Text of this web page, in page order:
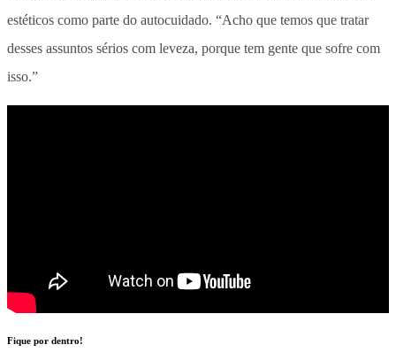
estéticos como parte do autocuidado. “Acho que temos que tratar
desses assuntos sérios com leveza, porque tem gente que sofre com
isso.”
Fique por dentro!